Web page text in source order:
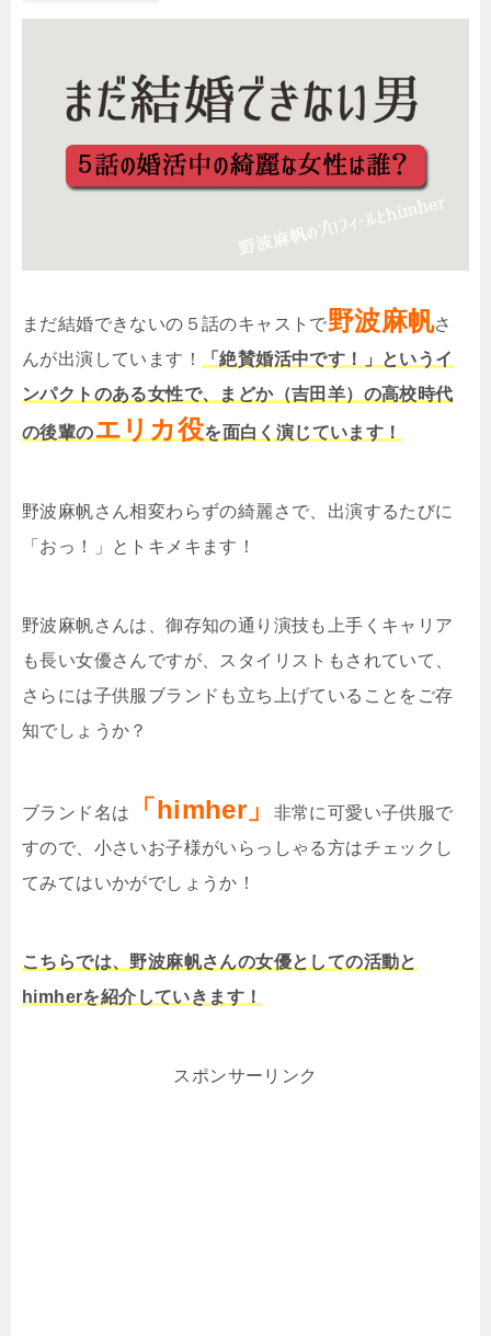
まだ結婚できないの５話のキャストで野波麻帆さ
んが出演しています！
「絶賛婚活中です！」というイ
ンパクトのある女性で、まどか（吉田羊）の高校時代
の後輩のエリカ役を面白く演じています！
野波麻帆さん相変わらずの綺麗さで、出演するたびに
「おっ！」とトキメキます！
野波麻帆さんは、御存知の通り演技も上手くキャリア
も長い女優さんですが、スタイリストもされていて、
さらには子供服ブランドも立ち上げていることをご存
知でしょうか？
ブランド名は 「himher」
非常に可愛い子供服で
すので、小さいお子様がいらっしゃる方はチェックし
てみてはいかがでしょうか！
こちらでは、野波麻帆さんの女優としての活動と
himherを紹介していきます！
スポンサーリンク